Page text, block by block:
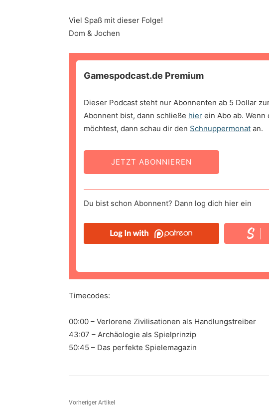
Viel Spaß mit dieser Folge!
Dom & Jochen
Gamespodcast.de Premium
Dieser Podcast steht nur Abonnenten ab 5 Dollar
Abonnent bist, dann schließe hier ein Abo ab.
möchtest, dann schau dir den Schnuppermonat an.
JETZT ABONNIEREN
Du bist schon Abonnent? Dann log dich hier ein
Timecodes:
00:00 – Verlorene Zivilisationen als Handlungstreiber
43:07 – Archäologie als Spielprinzip
50:45 – Das perfekte Spielemagazin
Vorheriger Artikel